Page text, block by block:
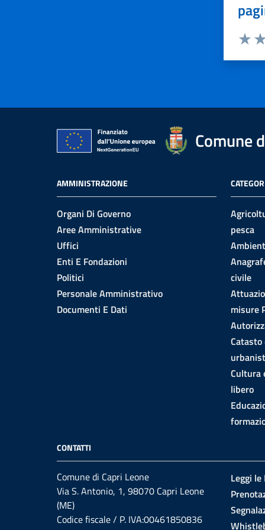
Comune
AMMINISTRAZIONE
Organi Di Governo
Aree Amministrative
Uffici
Enti E Fondazioni
Politici
Personale Amministrativo
Documenti E Dati
pesca
civile
misure
Catasto
Cultura
libero
CONTATTI
Comune di Capri Leone
Via S. Antonio, 1, 98070 Capri Leone
(ME)
Codice fiscale / P. IVA:00461850836
Leggi le